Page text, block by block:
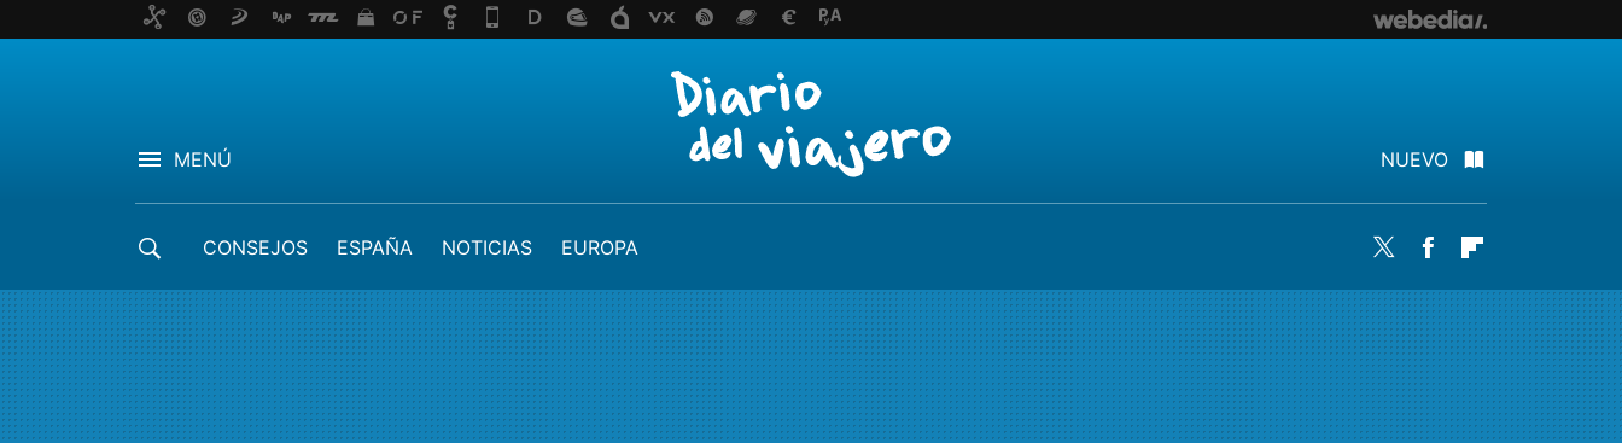
MENÚ NUEVO
CONSEJOS ESPAÑA NOTICIAS EUROPA Twitter Facebook